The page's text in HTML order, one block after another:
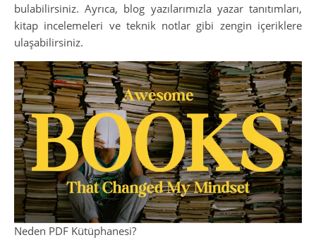
bulabilirsiniz. Ayrıca, blog yazılarımızla yazar tanıtımları,
kitap incelemeleri ve teknik notlar gibi zengin içeriklere
ulaşabilirsiniz.
Neden PDF Kütüphanesi?